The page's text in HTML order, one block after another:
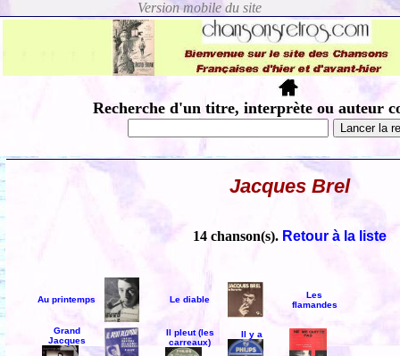
Recherche d'un titre, interprète ou auteur
Jacques Brel
14 chanson(s). Retour à la liste
Au printemps Le diable
Les
flamandes
Grand
Jacques
Il pleut (les
carreaux)
Il y a